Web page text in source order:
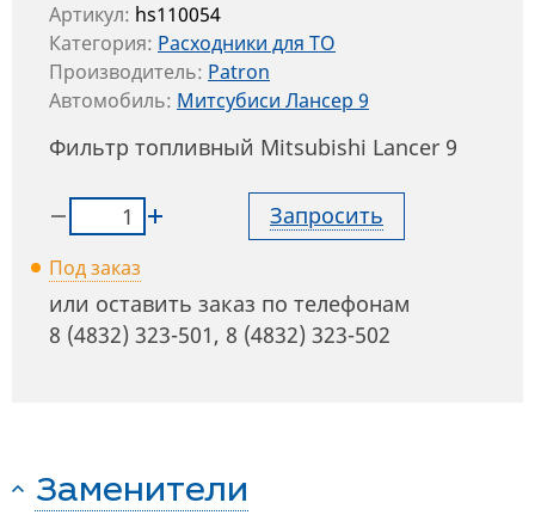
Артикул: hs110054
Категория: Расходники для ТО
Производитель: Patron
Автомобиль: Митсубиси Лансер 9
Фильтр топливный Mitsubishi Lancer 9
Запросить
Под заказ
или оставить заказ по телефонам
8 (4832) 323-501, 8 (4832) 323-502
Заменители